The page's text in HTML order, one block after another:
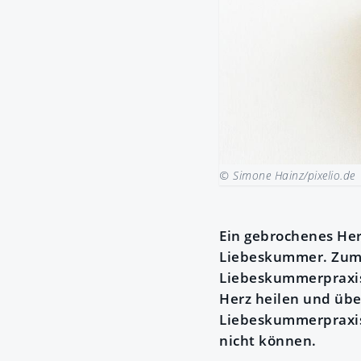
© Simone Hainz/pixelio.de
Ein gebrochenes
Liebeskummer.
Herz heilen und
nicht können.